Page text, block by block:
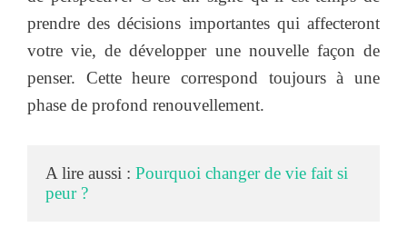
prendre des décisions importantes qui affecteront
votre vie, de développer une nouvelle façon de
penser. Cette heure correspond toujours à une
phase de profond renouvellement.
A lire aussi : Pourquoi changer de vie fait si
peur ?